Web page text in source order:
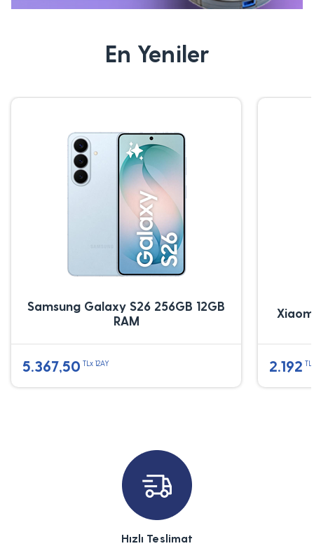
En Yeniler
Samsung Galaxy S26 256GB 12GB
RAM
5.367,50 TLx 12AY 2.192
Hızlı Teslimat